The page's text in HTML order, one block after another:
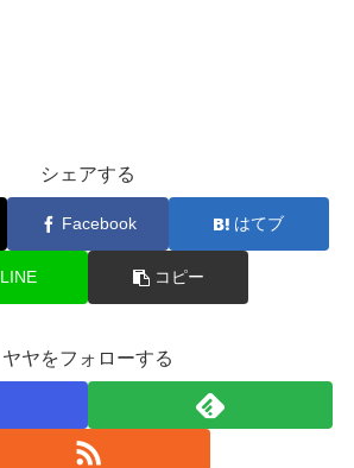
シェアする
Facebook はてブ
LINE コピー
ヤヤをフォローする